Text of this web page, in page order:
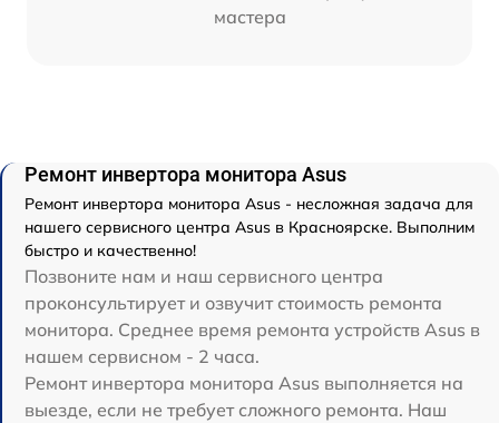
мастера
Ремонт инвертора монитора Asus
Ремонт инвертора монитора Asus - несложная задача для
нашего сервисного центра Asus в Красноярске. Выполним
быстро и качественно!
Позвоните нам и наш сервисного центра
проконсультирует и озвучит стоимость ремонта
монитора. Среднее время ремонта устройств Asus в
нашем сервисном - 2 часа.
Ремонт инвертора монитора Asus выполняется на
выезде, если не требует сложного ремонта. Наш